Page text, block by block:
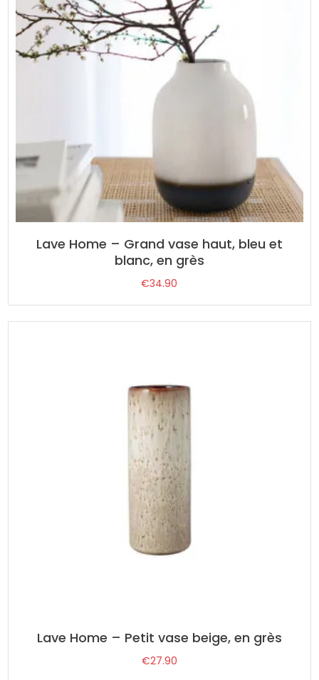
Lave Home – Grand vase haut, bleu et
blanc, en grès
€34.90
Lave Home – Petit vase beige, en grès
€27.90